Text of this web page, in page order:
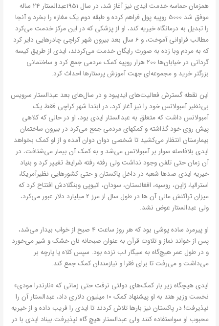
همزمان حماسه خدمت ایدی نیز آغاز شد، در سال 1951عبدالستار 24 ساله
موفق شد 5000 روپیه پول فراهم کرده و طبقه دوم یک مغازه را بخرد و آنجا
را تبدیل به درمانگاه خیریه کند، او از پزشکی که در این مرکز خدمت می‌کرد
مطالب فراوانی آموخت، و 6 سال بعد بیرون شهر کراچی چادرهایی دایر کرد
که به مردم وبا زده به صورت رایگان خدمت می‌کردند، ایدی از طریق کیسه
گردانی در خیابان‌ها 200 هزار روپیه کمک مردمی جمع کرد و ساختمانی
بزرگتر خرید و مجموعه‌ای جهت آموزش پرستارها احداث کرد.
این نقطه گسترش فعالیت‌های ایدیبود و در سال‌های بعد عبدالستار سرویس
بی‌نظیر آمبولانس خود را نیز آغاز کرد، در ابتدا شهر کراچی فقط یک
آمبولانس داشت که متعلق به عبدالستار ایدی بود، او در حالی که کلاهی
پیش روی خود گذاشته و کمکهای مردمی جمع می‌کرد در بیرون ساختمان
بیمارستان انتظار می‌کشید تا شخصی دوان دوان آمده و از او کمک بخواهد
ایدی بلافاصله سوار بر آمبولانس می‌شد و به کمک آن بیمار می‌شتافت، در
آن زمان حتی تلفن وجود نداشت ولی رفته رفته شرایط تغییر کرد و بنیاد
خیریه ایدی صدها شعبه در داخل پاکستان و حتی کشورهایی نظیرآمریکا،
استرالیا، ژاپن، روسیه، افغانستان، سودان، اتیوپی وبنگلادش افتتاح کرد که
میزان تراکنش مالی آن ها در طول سال از مرز 2 میلیارد دلار عبور می‌کرد،
ولی عبدالستار عوض نشد.
او پیرمرد ساده پوشی بود که هر روز ساعت 4 صبح از خواب بیدار می‌شد،
پس از خواند نماز و تلاوت قرآن به عنوان صبحانه نان خشک و شیر می‌خورد
و در طول عمر هیچ‌گاه به سیگار لب نزده بود. سپس کلاه یا پارچه بر
می‌داشت و می‌رفت تا برای فقرا و نیازمندان کمک جمع کند.
ایدی هیچگاه زیر بار کمک‌های دولتی نرفت حتی زمانی که «نارندرا مودی»
نخست وزیر هند به او پیشنهاد کمک 10 میلیون دلاری داد، عبدالستار آن را
نپذیرفت! در پاکستان نیز بارها تلاش کردند تا ایدی را فریب داده و از خیریه
محبوب او سواستفاده کنند ولی عبدالستار هیچ گاه نپذیرفت.بیناد ایدی با در